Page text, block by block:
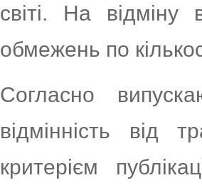
світі. На
обмежень по
Согласно
відмінність від
критерієм